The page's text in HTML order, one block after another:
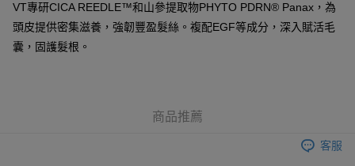
送貨方式
順豐自助櫃 - 確認發貨後1-3個工作天送達
每筆HK$65.00，滿HK$300.00或以上免運費
VT專研CICA REEDLE™和山參提取物PHYTO PDRN® Panax，為
頭皮提供密集滋養，強韌豐盈髮絲。複配EGF等成分，深入賦活毛
囊，固護髮根。
商品推薦
客服